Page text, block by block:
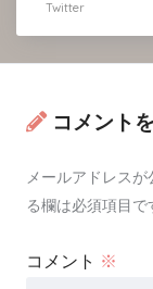
Twitter
コメント
メールアドレスが
る欄は必須項目で
コメント ※